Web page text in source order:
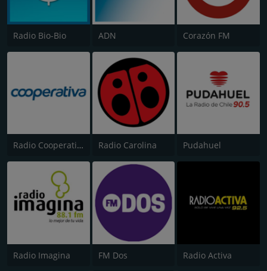
Radio Bio-Bio ADN Corazón FM
Radio Cooperativa Radio Carolina Pudahuel
Radio Imagina FM Dos Radio Activa